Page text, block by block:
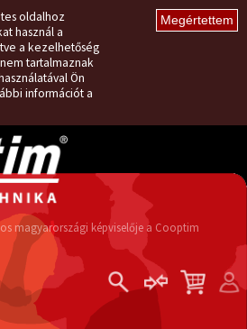
oldalhoz
használ a
a kezelhetőség
tartalmaznak
Ön
információt a
magyarországi képviselője a Cooptim
Belépés